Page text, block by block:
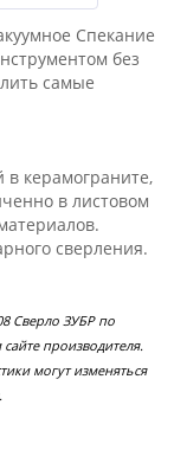
Спекание
без
самые
керамограните,
в листовом
сверления.
Сверло ЗУБР по
производителя.
могут изменяться